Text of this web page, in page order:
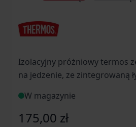
Izolacyjny próżniowy termos
na jedzenie, ze zintegrowaną
W magazynie
175,00 zł